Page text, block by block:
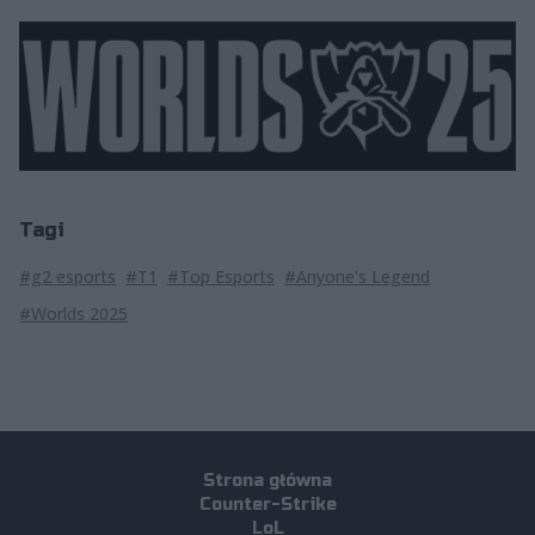
Tagi
#g2 esports #T1 #Top Esports #Anyone's Legend
#Worlds 2025
Strona główna
Counter-Strike
LoL